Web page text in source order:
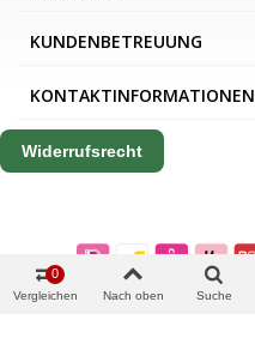
KUNDENBETREUUNG
KONTAKTINFORMATIONEN
Widerrufsrecht
Vergleichen
0
Nach oben Suche